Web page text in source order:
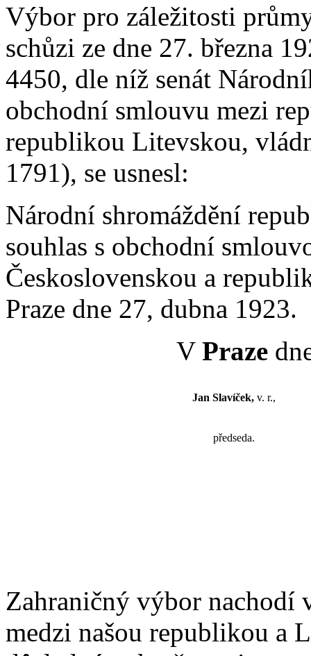
Výbor pro záležitosti
schůzi ze dne 27. března
4450, dle níž senát
obchodní smlouvu mezi
republikou Litevskou,
1791), se usnesl:
Národní shromáždění
souhlas s obchodní
Československou a
Praze dne 27, dubna 1923.
V Praze
Jan Slavíček, v. r.,
předseda.
Zahraničný výbor nachodí
medzi našou republikou a